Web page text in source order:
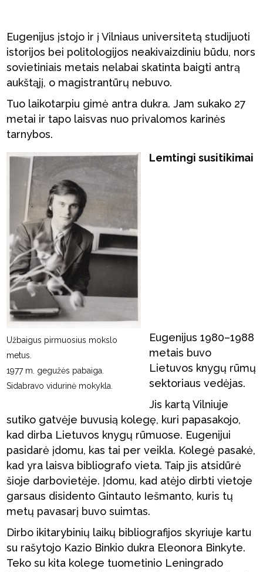
Eugenijus įstojo ir į Vilniaus universitetą studijuoti
istorijos bei politologijos neakivaizdiniu būdu, nors
sovietiniais metais nelabai skatinta baigti antrą
aukštąjį, o magistrantūrų nebuvo.
Tuo laikotarpiu gimė antra dukra. Jam sukako 27
metai ir tapo laisvas nuo privalomos karinės
tarnybos.
Užbaigus pirmuosius mokslo
metus.
1977 m. gegužės pabaiga.
Sidabravo vidurinė mokykla.
Lemtingi susitikimai
Eugenijus 1980–1988
metais buvo
Lietuvos knygų rūmų
sektoriaus vedėjas.
Jis kartą Vilniuje
sutiko gatvėje buvusią kolegę, kuri papasakojo,
kad dirba Lietuvos knygų rūmuose. Eugenijui
pasidarė įdomu, kas tai per veikla. Kolegė pasakė,
kad yra laisva bibliografo vieta. Taip jis atsidūrė
šioje darbovietėje. Įdomu, kad atėjo dirbti vietoje
garsaus disidento Gintauto Iešmanto, kuris tų
metų pavasarį buvo suimtas.
Dirbo ikitarybinių laikų bibliografijos skyriuje kartu
su rašytojo Kazio Binkio dukra Eleonora Binkyte.
Teko su kita kolege tuometinio Leningrado